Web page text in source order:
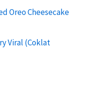
Oreo Cheesecake
Viral (Coklat